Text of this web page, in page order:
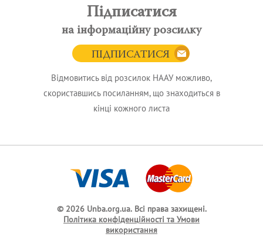
Підписатися
на інформаційну розсилку
ПІДПИСАТИСЯ
Відмовитись від розсилок НААУ можливо,
скориставшись посиланням, що знаходиться в
кінці кожного листа
© 2026 Unba.org.ua. Всі права захищені.
Політика конфіденційності та Умови
використання